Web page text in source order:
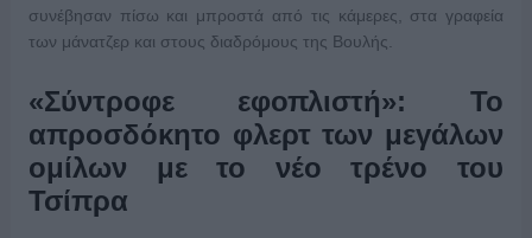
συνέβησαν πίσω και μπροστά από τις κάμερες, στα γραφεία
των μάνατζερ και στους διαδρόμους της Βουλής.
«Σύντροφε εφοπλιστή»: Το
απροσδόκητο φλερτ των μεγάλων
ομίλων με το νέο τρένο του
Τσίπρα